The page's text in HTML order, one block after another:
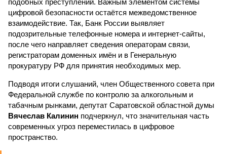
подобных преступлений. Важным элементом системы
цифровой безопасности остаётся межведомственное
взаимодействие. Так, Банк России выявляет
подозрительные телефонные номера и интернет-сайты,
после чего направляет сведения операторам связи,
регистраторам доменных имён и в Генеральную
прокуратуру РФ для принятия необходимых мер.
Подводя итоги слушаний, член Общественного совета при
Федеральной службе по контролю за алкогольным и
табачным рынками, депутат Саратовской областной думы
Вячеслав Калинин подчеркнул, что значительная часть
современных угроз переместилась в цифровое
пространство.